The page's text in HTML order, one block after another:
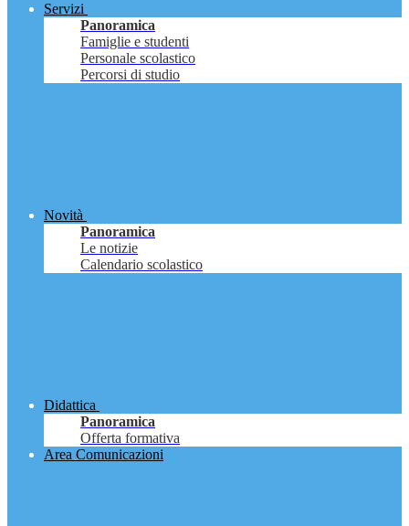
Servizi
Panoramica
Famiglie e studenti
Personale scolastico
Percorsi di studio
Novità
Panoramica
Le notizie
Calendario scolastico
Didattica
Panoramica
Offerta formativa
Area Comunicazioni